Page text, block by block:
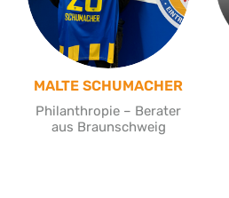
MALTE SCHUMACHER
Philanthropie – Berater
aus Braunschweig